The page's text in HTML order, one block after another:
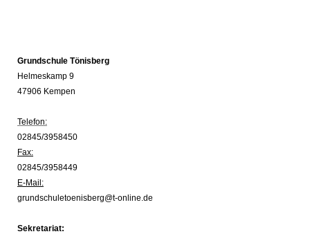
Grundschule Tönisberg
Helmeskamp 9
47906 Kempen
Telefon:
02845/3958450
Fax:
02845/3958449
E-Mail:
grundschuletoenisberg@t-online.de
Sekretariat: